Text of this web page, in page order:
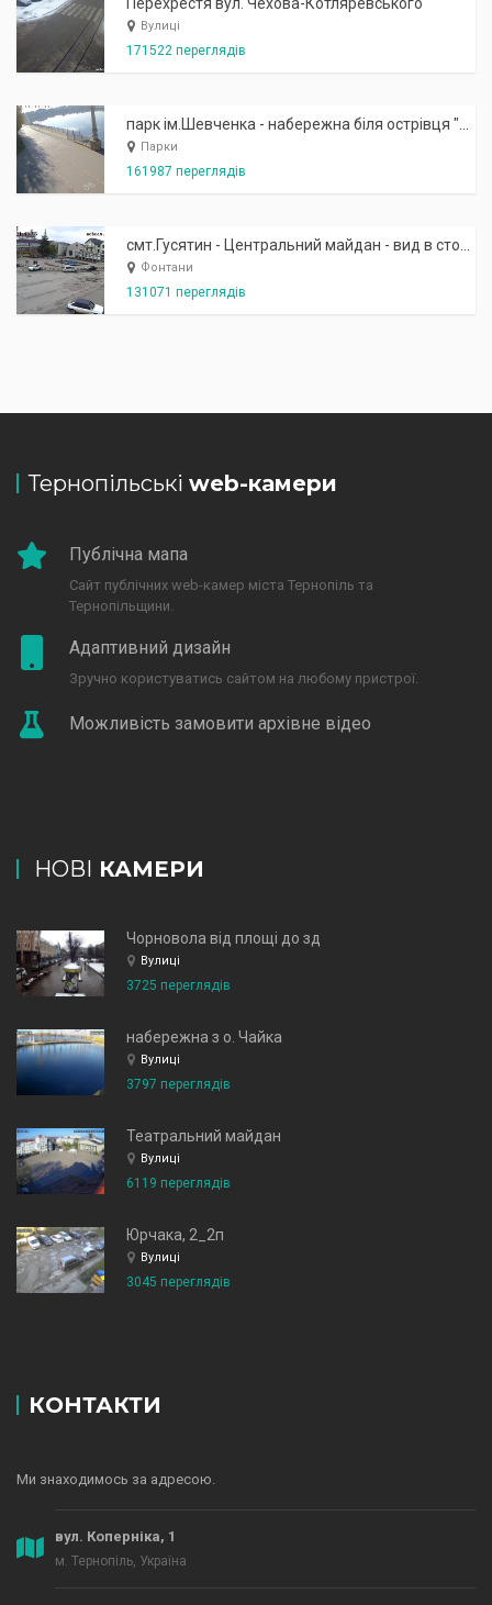
Вулиці
171522 переглядів
Парки
161987 переглядів
Фонтани
131071 переглядів
Тернопільські web-камери
Публічна мапа
Сайт публічних web-камер міста Тернопіль та
Тернопільщини.
Адаптивний дизайн
Зручно користуватись сайтом на любому пристрої.
Можливість замовити архівне відео
НОВІ КАМЕРИ
Чорновола від площі до зд
Вулиці
3725 переглядів
набережна з о. Чайка
Вулиці
3797 переглядів
Театральний майдан
Вулиці
6119 переглядів
Юрчака, 2_2п
Вулиці
3045 переглядів
КОНТАКТИ
Ми знаходимось за адресою.
вул. Коперніка, 1
м. Тернопіль, Україна